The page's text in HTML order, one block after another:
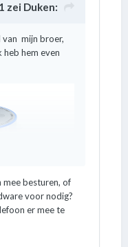
zei Duken:
van mijn broer,
hem even
am
mee besturen, of
voor nodig?
er mee te